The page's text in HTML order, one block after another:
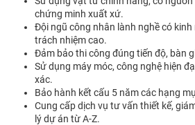
chứng minh xuất xứ.
Đội ngũ công nhân lành nghề có
trách nhiệm cao.
Đảm bảo thi công đúng tiến độ, bàn
Sử dụng máy móc, công nghệ hiện
xác.
Bảo hành kết cấu 5 năm các hạng
Cung cấp dịch vụ tư vấn thiết kế,
lý dự án từ A-Z.